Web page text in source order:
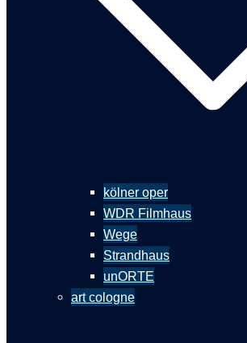
kölner oper
WDR Filmhaus
Wege
Strandhaus
unORTE
art cologne